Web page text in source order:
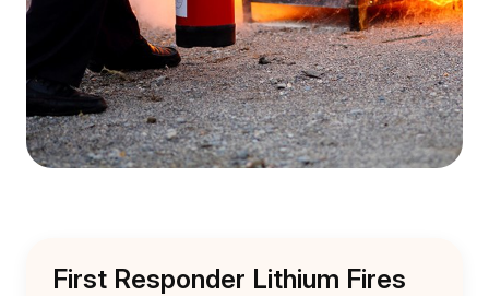
First Responder Lithium Fires